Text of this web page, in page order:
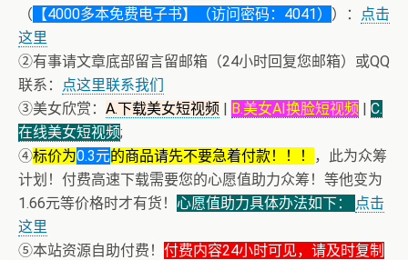
（ 【4000多本免费电子书】（访问密码：4041） ）：
点击
这里
②有事请文章底部留言留邮箱（24小时回复您邮箱）或QQ
联系：
点这里联系我们
③美女欣赏： A.下载美女短视频 | B.美女AI换脸短视频 | C.
在线美女短视频;
④标价为0.3元的商品请先不要急着付款！！！
，此为众筹
计划！付费高速下载需要您的心愿值助力众筹！等他变为
1.66元等价格时才有货！ 心愿值助力具体办法如下：
点击
这里
⑤本站资源自助付费！ 付费内容24小时可见，请及时复制